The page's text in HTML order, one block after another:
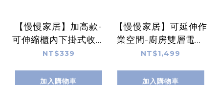
【慢慢家居】加高款-
可伸縮櫃內下掛式收納
置物架 (下掛掛籃 廚房
NT$339
加入購物車
【慢慢家居】可延伸作
業空間-廚房雙層電器
抽屜式工作台-45cm
機架)
NT$1,499
加入購物車